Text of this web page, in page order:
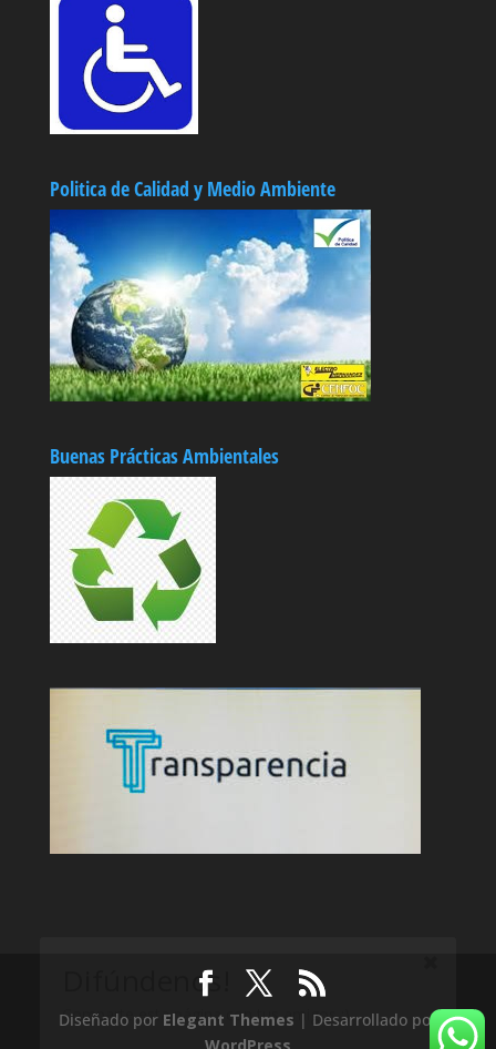
Politica de Calidad y Medio Ambiente
Buenas Prácticas Ambientales
Diseñado por Elegant Themes | Desarrollado por
Comparte esta página con tus amigos :)
Compartir